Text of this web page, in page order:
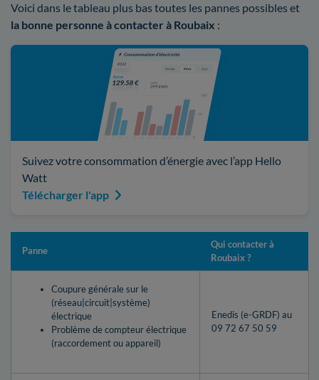
Voici dans le tableau plus bas toutes les pannes possibles et
la bonne personne à contacter à Roubaix :
Suivez votre consommation d’énergie avec l’app Hello
Watt
Télécharger l'app
Panne
Qui contacter à
Roubaix ?
Coupure générale sur le
(réseau|circuit|système)
électrique
Problème de compteur électrique
(raccordement ou appareil)
Enedis (e-GRDF) au
09 72 67 50 59